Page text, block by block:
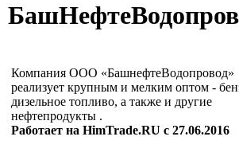
Компания ООО «БашнефтеВодопровод»
реализует крупным и мелким оптом -
дизельное топливо, а также и другие
нефтепродукты .
Работает на HimTrade.RU с 27.06.2016